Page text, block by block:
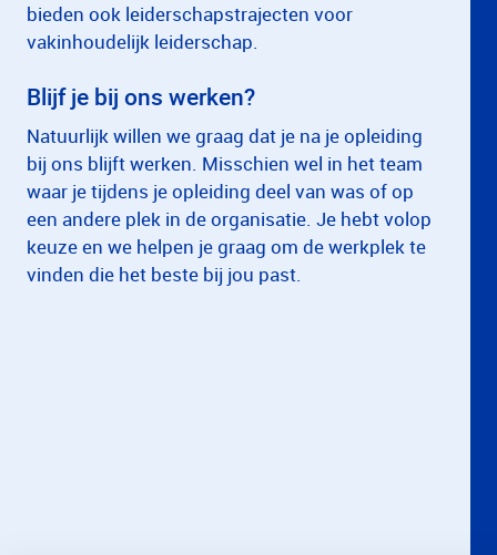
bieden ook leiderschapstrajecten voor
vakinhoudelijk leiderschap.
Blijf je bij ons werken?
Natuurlijk willen we graag dat je na je opleiding
bij ons blijft werken. Misschien wel in het team
waar je tijdens je opleiding deel van was of op
een andere plek in de organisatie. Je hebt volop
keuze en we helpen je graag om de werkplek te
vinden die het beste bij jou past.